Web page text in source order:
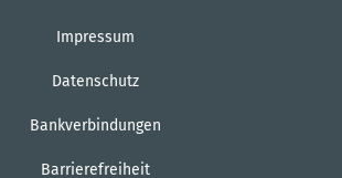
Impressum
Datenschutz
Bankverbindungen
Barrierefreiheit